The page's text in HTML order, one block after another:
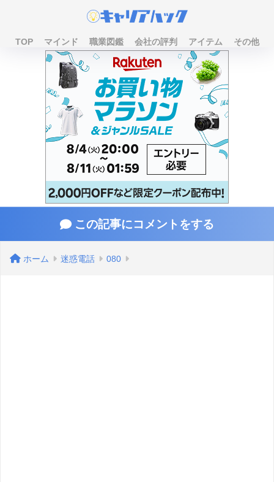
TOP マインド 職業図鑑 会社の評判 アイテム その他
この記事にコメントをする
ホーム 迷惑電話 080